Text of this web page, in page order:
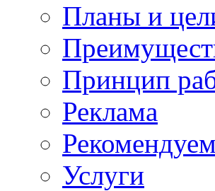
Планы и
Принцип
Реклама
Услуги